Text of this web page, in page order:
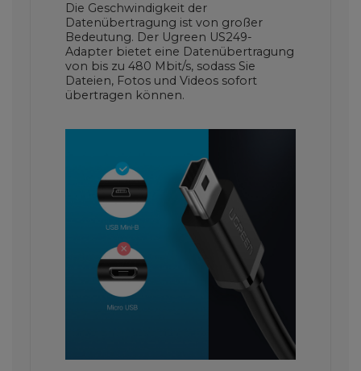
Die Geschwindigkeit der
Datenübertragung ist von großer
Bedeutung. Der Ugreen US249-
Adapter bietet eine Datenübertragung
von bis zu 480 Mbit/s, sodass Sie
Dateien, Fotos und Videos sofort
übertragen können.